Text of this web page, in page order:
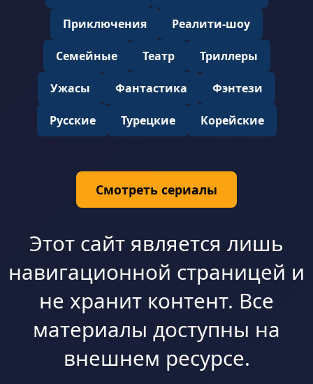
Приключения Реалити-шоу
Семейные Театр Триллеры
Ужасы Фантастика Фэнтези
Русские Турецкие Корейские
Смотреть сериалы
Этот сайт является лишь
навигационной страницей и
не хранит контент. Все
материалы доступны на
внешнем ресурсе.